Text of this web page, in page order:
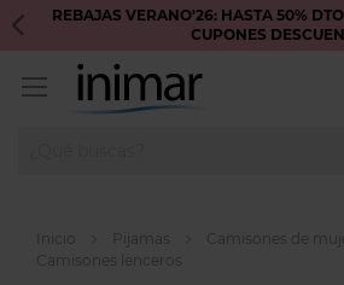
REBAJAS VERANO'26: HASTA 50%
CUPONES
Inicio Pijamas
Camisones de
Camisones lenceros